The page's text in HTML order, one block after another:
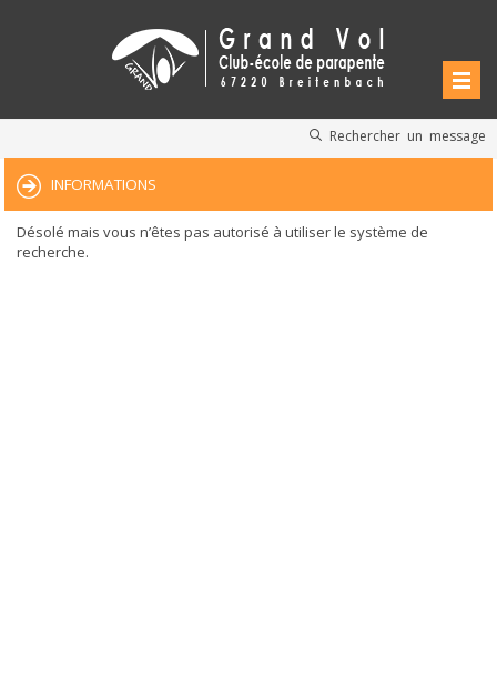
Rechercher un message
INFORMATIONS
Désolé mais vous n’êtes pas autorisé à utiliser le système de
recherche.